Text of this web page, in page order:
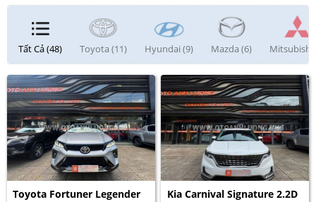
Tất Cả (48) Toyota (11) Hyundai (9) Mazda (6) Mitsubishi
Toyota Fortuner Legender
Kia Carnival Signature 2.2D